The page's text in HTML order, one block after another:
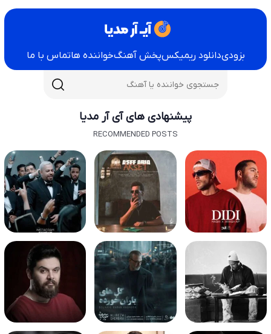
بزودیدانلود ریمیکسپخش آهنگخواننده هاتماس با ما
پیشنهادی های آی آر مدیا
RECOMMENDED POSTS